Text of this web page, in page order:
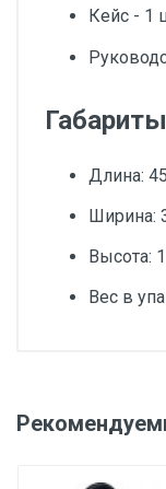
Кейс - 1
Длина:
Ширина:
Высота:
Вес в
Система LMS